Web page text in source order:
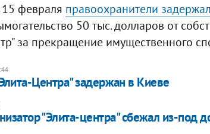
февраля правоохранители
50 тыс. долларов от
за прекращение имущественного
Центра" задержан в Киеве
"Элита-центра" сбежал из-под